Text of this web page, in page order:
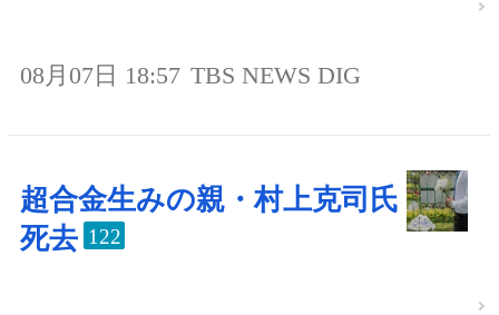
08月07日 18:57 TBS NEWS DIG
超合金生みの親・村上克司氏
死去 122